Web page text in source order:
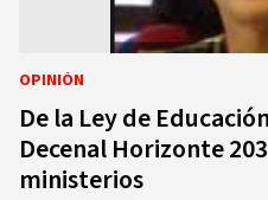
OPINIÓN
De la Ley de
Decenal Horizonte
ministerios